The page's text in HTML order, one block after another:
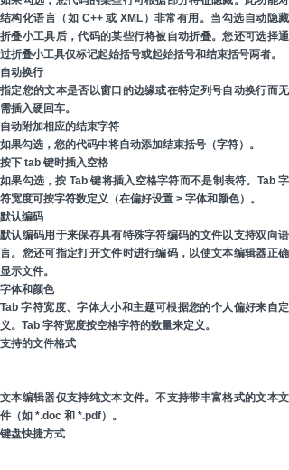
结构化语言（如 C++ 或 XML）非常有用。当勾选自动隐藏
折叠小工具后，代码的某些行将被自动折叠。您还可选择通
过折叠小工具仅标记起始括号或起始括号和结束括号两者。
自动换行
指定您的文本是否以窗口的边缘或在特定列号自动换行而无
需插入硬回车。
自动附加相应的结束字符
如果勾选，您的代码中将自动添加结束括号（字符）。
按下 tab 键时插入空格
如果勾选，按 Tab 键将插入空格字符而不是制表符。Tab 字
符宽度可按字符数定义（在偏好设置 > 字体和颜色）。
默认编码
默认编码用于来保存具有特殊字符编码的文件以支持双向语
言。您还可指定打开文件时进行编码，以使文本编辑器正确
显示文件。
字体和颜色
Tab 字符宽度、字体大小和主题可根据您的个人偏好来自定
义。Tab 字符宽度按空格字符的数量来定义。
支持的文件格式
文本编辑器仅支持纯文本文件。不支持带丰富格式的文本文
件（如 *.doc 和 *.pdf）。
键盘快捷方式